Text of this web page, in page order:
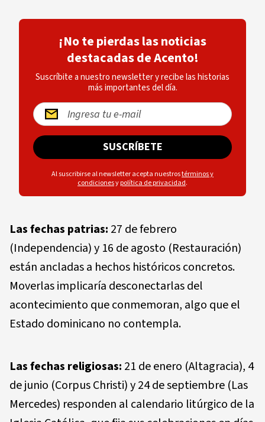
¡No te pierdas las noticias
destacadas de Acento!
Suscríbite a nuestro newsletter y recibe las historias
más importantes del día.
SUSCRÍBETE
Al suscribirse al newsletter acepta nuestrostérminos y
condicionesypolítica de privacidad.
Las fechas patrias: 27 de febrero
(Independencia) y 16 de agosto (Restauración)
están ancladas a hechos históricos concretos.
Moverlas implicaría desconectarlas del
acontecimiento que conmemoran, algo que el
Estado dominicano no contempla.
Las fechas religiosas: 21 de enero (Altagracia), 4
de junio (Corpus Christi) y 24 de septiembre (Las
Mercedes) responden al calendario litúrgico de la